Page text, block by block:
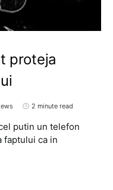
proteja
2 minute read
putin un telefon
faptului ca in